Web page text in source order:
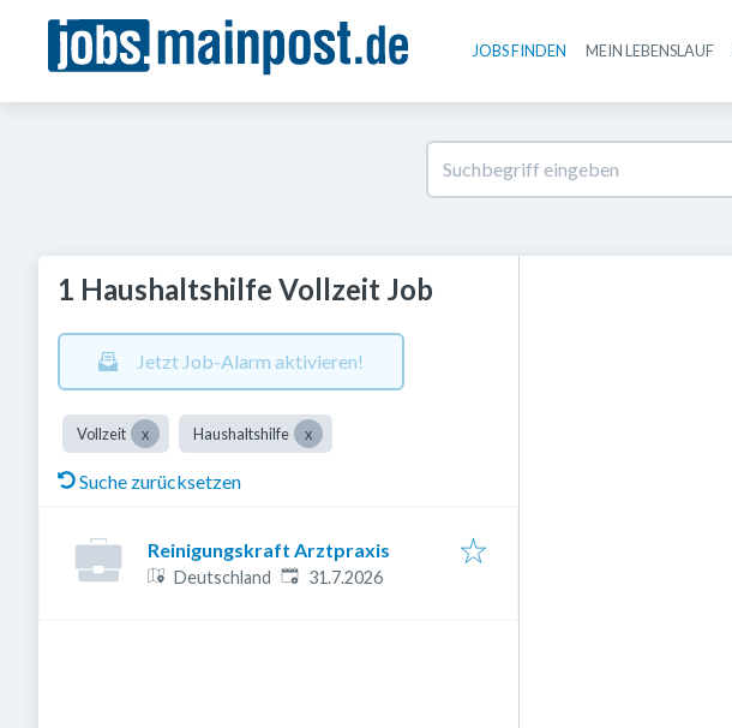
JOBS FINDEN MEIN LEBENSLAUF
1 Haushaltshilfe Vollzeit Job
Jetzt Job-Alarm aktivieren!
Vollzeit Haushaltshilfe
Suche zurücksetzen
Reinigungskraft Arztpraxis
Deutschland Veröffentlicht
31.7.2026